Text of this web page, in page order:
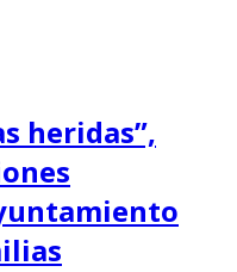
heridas”,